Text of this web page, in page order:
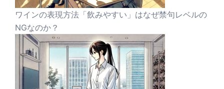
ワインの表現方法「飲みやすい」はなぜ禁句レベルの
NGなのか？